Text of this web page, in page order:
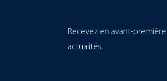
Recevez en avant-
actualités.